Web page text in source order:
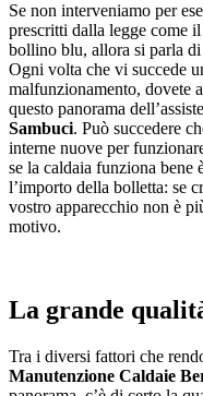
Se non interveniamo per
prescritti dalla legge come
bollino blu, allora si parla
Ogni volta che vi succede
malfunzionamento, dovete
questo panorama
Sambuci. Può succedere
interne nuove per
se la caldaia funziona bene
l’importo della bolletta: se
vostro apparecchio non è
motivo.
La grande
Tra i diversi fattori che
Manutenzione Caldaie